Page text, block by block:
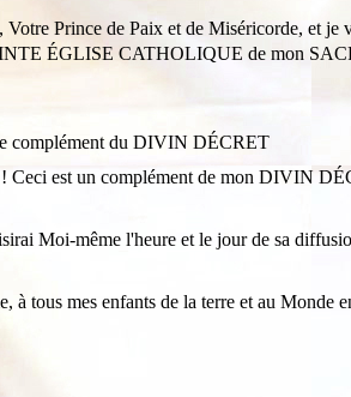
Prince de Paix et de Miséricorde, et
ÉGLISE CATHOLIQUE de mon
complément du DIVIN DÉCRET
Ceci est un complément de mon DIVIN
même l'heure et le jour de sa
à tous mes enfants de la terre et au